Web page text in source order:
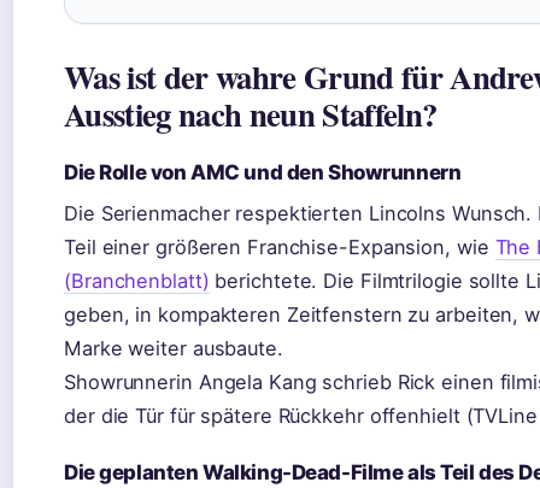
Was ist der wahre Grund für
Ausstieg nach neun Staffeln?
Die Rolle von AMC und den Showrunnern
Die Serienmacher respektierten Lincolns Wunsch.
Teil einer größeren Franchise-Expansion, wie The
(Branchenblatt) berichtete. Die Filmtrilogie sollte
geben, in kompakteren Zeitfenstern zu arbeiten,
Marke weiter ausbaute.
Showrunnerin Angela Kang schrieb Rick einen
der die Tür für spätere Rückkehr offenhielt
Die geplanten Walking-Dead-Filme als Teil des